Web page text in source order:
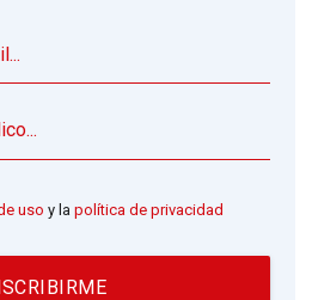
uso y lapolítica de privacidad